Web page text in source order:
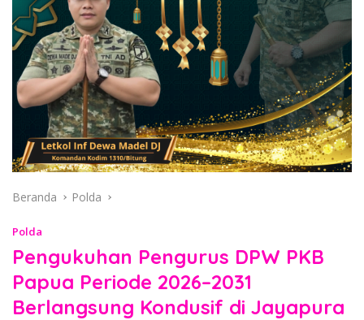
Beranda Polda
Polda
Pengukuhan Pengurus DPW PKB
Papua Periode 2026–2031
Berlangsung Kondusif di Jayapura